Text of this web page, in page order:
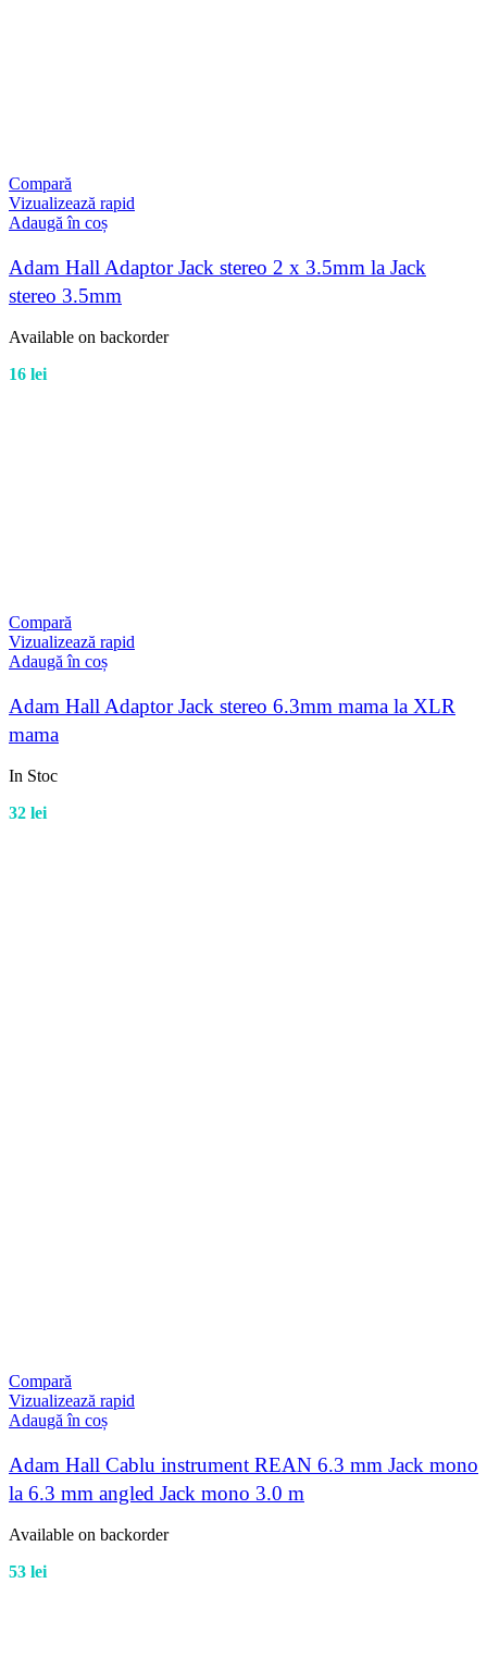
Compară
Vizualizează rapid
Adaugă în coș
Adam Hall Adaptor Jack stereo 2 x 3.5mm la Jack
stereo 3.5mm
Available on backorder
16 lei
Compară
Vizualizează rapid
Adaugă în coș
Adam Hall Adaptor Jack stereo 6.3mm mama la XLR
mama
In Stoc
32 lei
Compară
Vizualizează rapid
Adaugă în coș
Adam Hall Cablu instrument REAN 6.3 mm Jack mono
la 6.3 mm angled Jack mono 3.0 m
Available on backorder
53 lei